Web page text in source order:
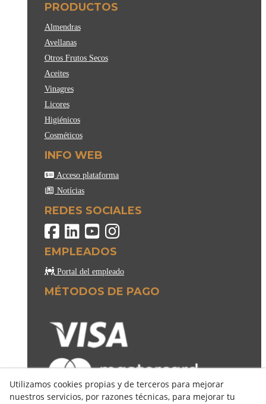
PRODUCTOS
Almendras
Avellanas
Otros Frutos Secos
Aceites
Vinagres
Licores
Higiénicos
Cosméticos
INFO WEB
Acceso plataforma
Notícias
REDES SOCIALES
EMPLEADOS
Portal del empleado
MÉTODOS DE PAGO
Utilizamos cookies propias y de terceros para mejorar
nuestros servicios, por razones técnicas, para mejorar tu